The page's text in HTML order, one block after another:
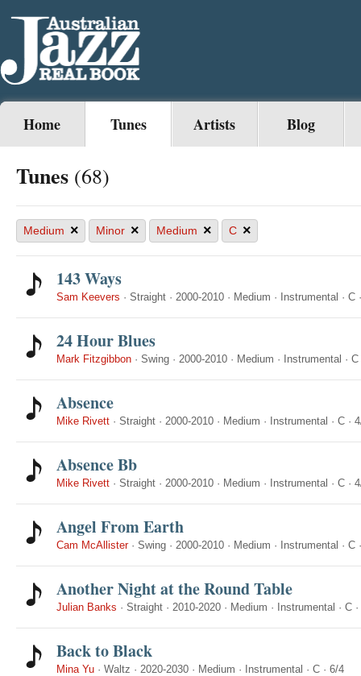
Home Tunes Artists Blog
Tunes (68)
Medium × Minor × Medium × C ×
143 Ways
Sam Keevers · Straight · 2000-2010 · Medium · Instrumental · C
24 Hour Blues
Mark Fitzgibbon · Swing · 2000-2010 · Medium · Instrumental · C
Absence
Mike Rivett · Straight · 2000-2010 · Medium · Instrumental · C ·
Absence Bb
Mike Rivett · Straight · 2000-2010 · Medium · Instrumental · C ·
Angel From Earth
Cam McAllister· Swing · 2000-2010 · Medium · Instrumental · C
Another Night at the Round Table
Julian Banks · Straight · 2010-2020 · Medium · Instrumental · C ·
Back to Black
Mina Yu · Waltz · 2020-2030 · Medium · Instrumental · C · 6/4